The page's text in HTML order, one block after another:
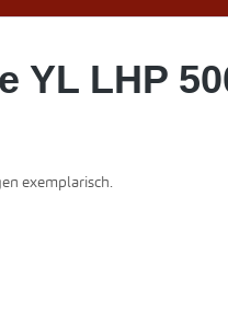
YL LHP
exemplarisch.